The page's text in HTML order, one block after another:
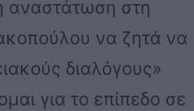
αναστάτωση στη
να ζητά να
διαλόγους»
για το επίπεδο σε